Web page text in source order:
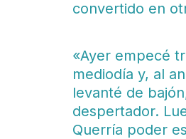
convertido en
«Ayer empecé
mediodía y, al
levanté de
despertador.
Querría poder